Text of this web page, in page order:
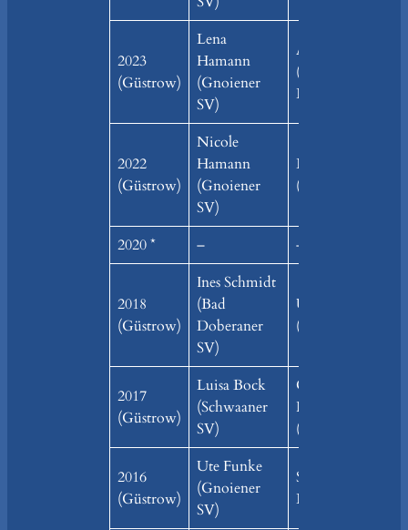
2023
(Güstrow)
Lena
Hamann
(Gnoiener
SV)
Anna Harbarth
(KSG
Lalendorf/
2022
(Güstrow)
Nicole
Hamann
(Gnoiener
SV)
Lena Hamann
(Gnoiener SV)
2020 * – –
2018
(Güstrow)
Ines Schmidt
(Bad
Doberaner
SV)
Ute Funke
(Gnoiener SV)
2017
(Güstrow)
Luisa Bock
(Schwaaner
SV)
Christin
Nützmann
(Gülzower SV)
2016
(Güstrow)
Ute Funke
(Gnoiener
SV)
Silvia Eder (TTV
Laage)